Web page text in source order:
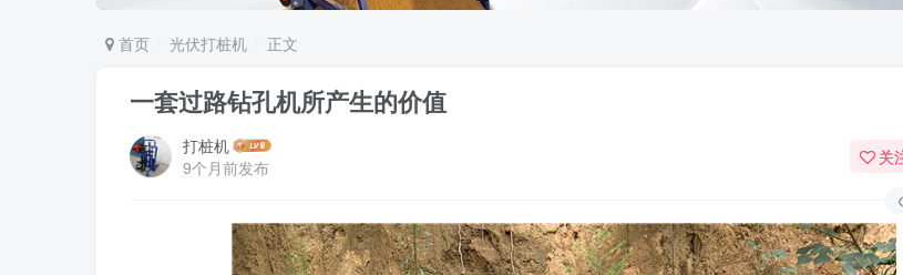
首页 光伏打桩机 正文
一套过路钻孔机所产生的价值
打桩机
9个月前发布
关